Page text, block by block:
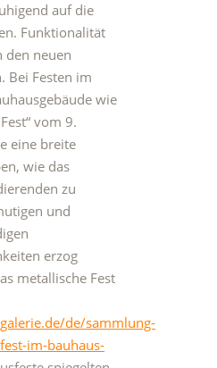
auf die
Funktionalität
den neuen
Bei Festen im
wie
vom 9.
eine breite
wie das
zu
und
erzog
metallische Fest
de/sammlung-
im-bauhaus-